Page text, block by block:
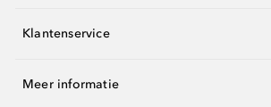
Klantenservice
Meer informatie